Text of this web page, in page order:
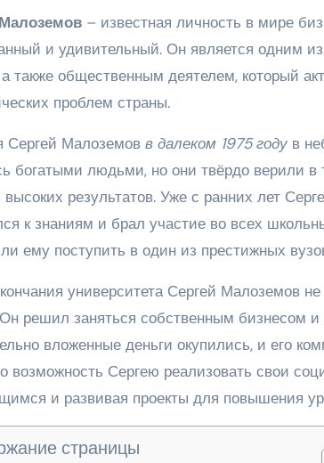
– известная личность в мире
и удивительный. Он является одним
также общественным деятелем, который
проблем страны.
Сергей Малоземов в далеком 1975 году в
богатыми людьми, но они твёрдо верили в
высоких результатов. Уже с ранних лет
к знаниям и брал участие во всех
ему поступить в один из престижных
университета Сергей Малоземов
решил заняться собственным бизнесом
вложенные деньги окупились, и его
возможность Сергею реализовать свои
и развивая проекты для повышения
страницы